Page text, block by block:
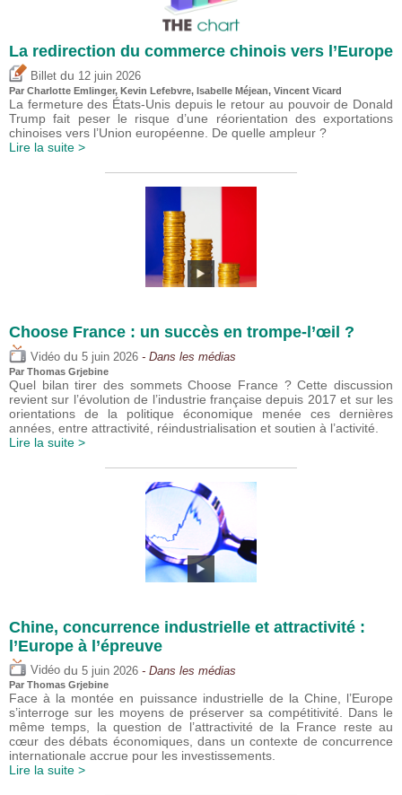
La redirection du commerce chinois vers l’Europe
Billet du 12 juin 2026
Par Charlotte Emlinger, Kevin Lefebvre, Isabelle Méjean, Vincent Vicard
La fermeture des États-Unis depuis le retour au pouvoir de Donald
Trump fait peser le risque d’une réorientation des exportations
chinoises vers l’Union européenne. De quelle ampleur ?
Lire la suite >
Choose France : un succès en trompe-l’œil ?
Vidéo du 5 juin 2026 - Dans les médias
Par Thomas Grjebine
Quel bilan tirer des sommets Choose France ? Cette discussion
revient sur l’évolution de l’industrie française depuis 2017 et sur les
orientations de la politique économique menée ces dernières
années, entre attractivité, réindustrialisation et soutien à l’activité.
Lire la suite >
Chine, concurrence industrielle et attractivité :
l’Europe à l’épreuve
Vidéo du 5 juin 2026 - Dans les médias
Par Thomas Grjebine
Face à la montée en puissance industrielle de la Chine, l’Europe
s’interroge sur les moyens de préserver sa compétitivité. Dans le
même temps, la question de l’attractivité de la France reste au
cœur des débats économiques, dans un contexte de concurrence
internationale accrue pour les investissements.
Lire la suite >